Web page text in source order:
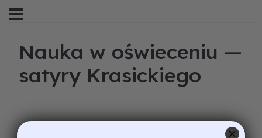
Nauka w oświeceniu —
satyry Krasickiego